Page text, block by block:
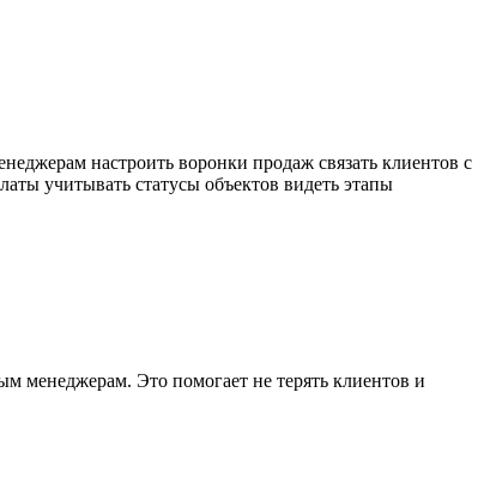
настроить воронки продаж связать клиентов с
учитывать статусы объектов видеть этапы
менеджерам. Это помогает не терять клиентов и